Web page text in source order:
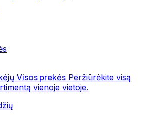
Visos prekės Peržiūrėkite visą
vienoje vietoje.